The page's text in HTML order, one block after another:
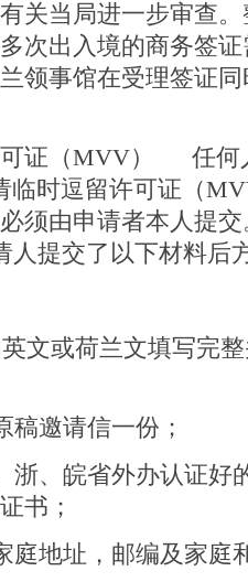
关当局进一步审查
次出入境的商务签
领事馆在受理签证
可证（MVV） 任何
临时逗留许可证（
须由申请者本人提
提交了以下材料后
文或荷兰文填写完
稿邀请信一份；
浙、皖省外办认证好
书；
庭地址，邮编及家庭